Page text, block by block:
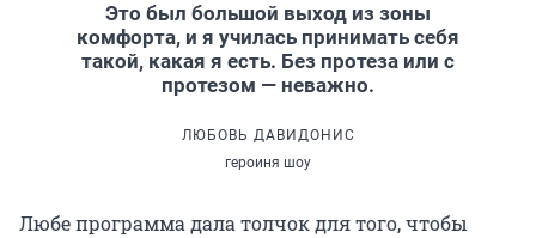
Это был большой выход из зоны
комфорта, и я училась принимать себя
такой, какая я есть. Без протеза или с
протезом — неважно.
ЛЮБОВЬ ДАВИДОНИС
героиня шоу
Любе программа дала толчок для того, чтобы